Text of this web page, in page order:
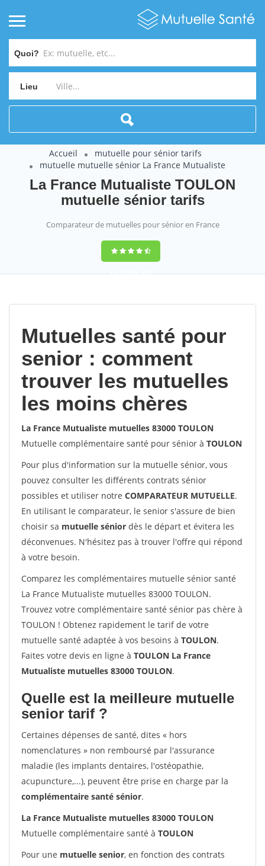
Quoi?
Lieu
Accueil
mutuelle pour sénior tarifs
mutuelle mutuelle sénior La France Mutualiste
La France Mutualiste TOULON
mutuelle sénior tarifs
Comparateur de mutuelles pour sénior en France
9,2(100%)452
Mutuelles santé pour
senior : comment
trouver les mutuelles
les moins chères
La France Mutualiste mutuelles 83000 TOULON
Mutuelle complémentaire santé pour sénior à TOULON
Pour plus d'information sur la mutuelle sénior, vous
pouvez consulter les différents contrats sénior
possibles et utiliser notre COMPARATEUR MUTUELLE.
En utilisant le comparateur, le senior s'assure de bien
choisir sa mutuelle sénior dès le départ et évitera les
déconvenues. N'hésitez pas à trouver l'offre qui répond
à votre besoin.
Comparez les complémentaires mutuelle sénior santé
La France Mutualiste mutuelles 83000 TOULON.
Trouvez votre complémentaire santé sénior pas chère à
TOULON ! Obtenez rapidement le tarif de votre
mutuelle santé adaptée à vos besoins à TOULON.
Faites votre devis en ligne à TOULON La France
Mutualiste mutuelles 83000 TOULON.
Quelle est la meilleure mutuelle
senior tarif ?
Certaines dépenses de santé, dites « hors
nomenclatures » non remboursé par l'assurance
maladie (les implants dentaires, l'ostéopathie,
acupuncture,...), peuvent être prise en charge par la
complémentaire santé sénior.
La France Mutualiste mutuelles 83000 TOULON
Mutuelle complémentaire santé à TOULON
Pour une mutuelle senior, en fonction des contrats